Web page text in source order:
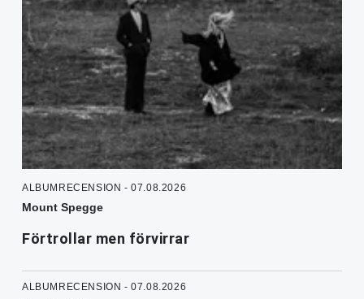
ALBUMRECENSION - 07.08.2026
Mount Spegge
Förtrollar men förvirrar
ALBUMRECENSION - 07.08.2026